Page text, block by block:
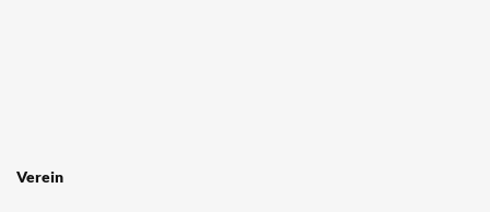
Verein